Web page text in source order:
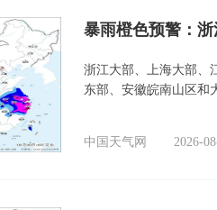
暴雨橙色预警：
浙江大部、上海大部、
东部、安徽皖南山区和
中国天气网 2026-